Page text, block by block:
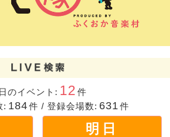
のイベント: 12 件
: 184件 / 登録会場数: 631 件
明日